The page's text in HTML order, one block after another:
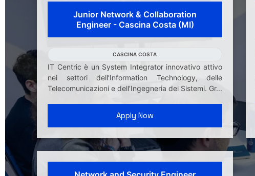
Junior Network & Collaboration
Engineer - Cascina Costa (MI)
CASCINA COSTA
IT Centric è un System Integrator innovativo attivo
nei settori dell’Information Technology, delle
Telecomunicazioni e dell’Ingegneria dei Sistemi. Gr...
Apply Now